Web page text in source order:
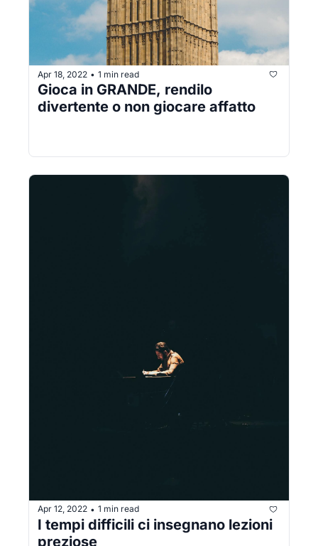
Apr 18, 2022 • 1 min read
Gioca in GRANDE, rendilo
divertente o non giocare affatto
Apr 12, 2022 • 1 min read
I tempi difficili ci insegnano lezioni
preziose